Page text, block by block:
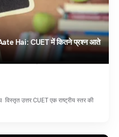
Hai: CUET में कितने प्रश्न आते
विस्तृत उत्तर CUET एक राष्ट्रीय स्तर की